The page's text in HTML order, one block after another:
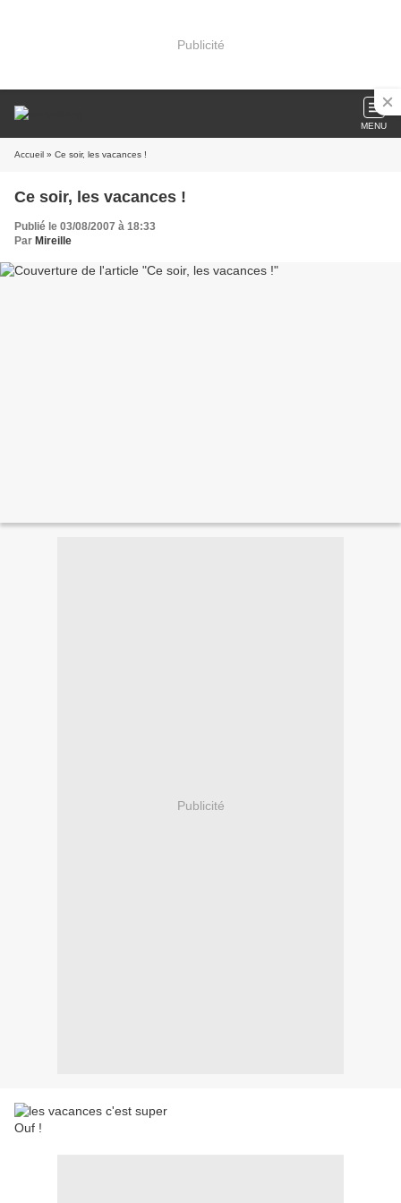
Publicité
MENU
Accueil » Ce soir, les vacances !
Ce soir, les vacances !
Publié le 03/08/2007 à 18:33
Par Mireille
Publicité
Ouf !